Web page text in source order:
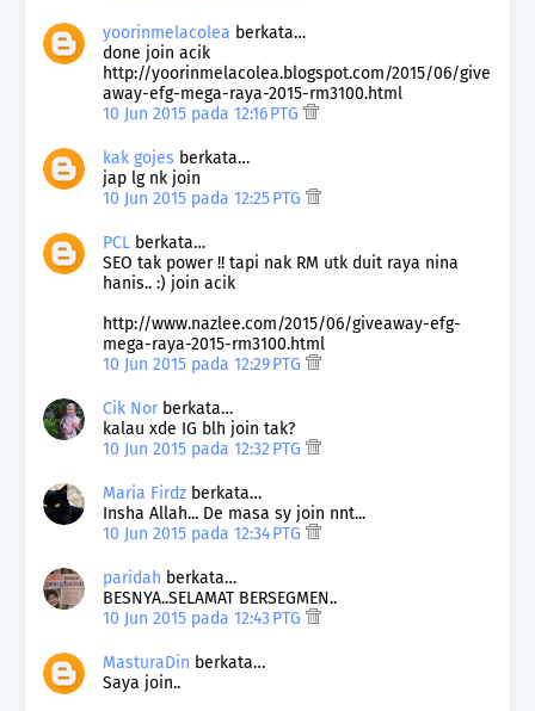
yoorinmelacolea berkata…
done join acik
http://yoorinmelacolea.blogspot.com/2015/06/give
away-efg-mega-raya-2015-rm3100.html
10 Jun 2015 pada 12:16 PTG
kak gojes berkata…
jap lg nk join
10 Jun 2015 pada 12:25 PTG
PCL berkata…
SEO tak power !! tapi nak RM utk duit raya nina
hanis.. :) join acik
http://www.nazlee.com/2015/06/giveaway-efg-
mega-raya-2015-rm3100.html
10 Jun 2015 pada 12:29 PTG
Cik Norberkata…
kalau xde IG blh join tak?
10 Jun 2015 pada 12:32 PTG
Maria Firdz berkata…
Insha Allah... De masa sy join nnt...
10 Jun 2015 pada 12:34 PTG
paridah berkata…
BESNYA..SELAMAT BERSEGMEN..
10 Jun 2015 pada 12:43 PTG
MasturaDin berkata…
Saya join..